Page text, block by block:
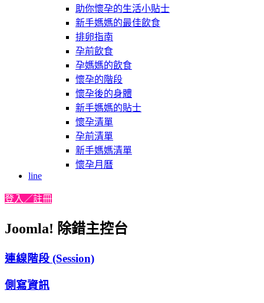
助你懷孕的生活小貼士
新手媽媽的最佳飲食
排卵指南
孕前飲食
孕媽媽的飲食
懷孕的階段
懷孕後的身體
新手媽媽的貼士
懷孕清單
孕前清單
新手媽媽清單
懷孕月曆
line
登入／註冊
Joomla! 除錯主控台
連線階段 (Session)
側寫資訊